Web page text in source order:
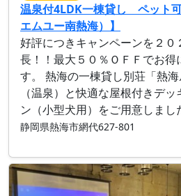
温泉付4LDK一棟貸し ペット
エムユー南熱海）】
好評につきキャンペーンを２０
長！！最大５０％ＯＦＦでお得
す。 熱海の一棟貸し別荘「熱
（温泉）と快適な屋根付きデ
ン（小型犬用）をご用意しまし
静岡県熱海市網代627-801